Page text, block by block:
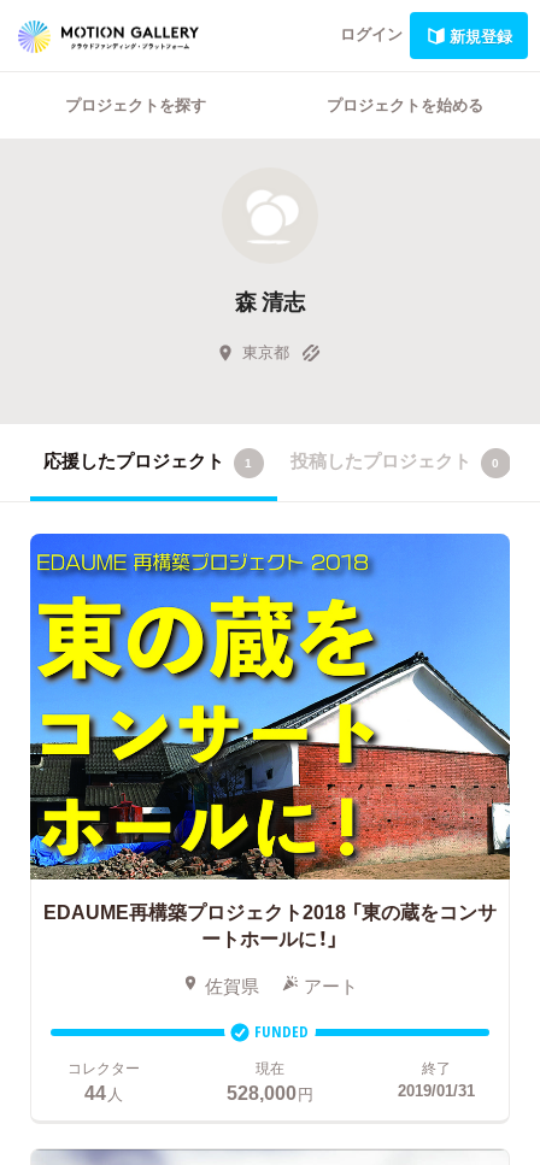
ログイン 新規登録
プロジェクトを探す プロジェクトを始める
森 清志
東京都
応援したプロジェクト 1 投稿したプロジェクト 0
EDAUME再構築プロジェクト2018 「東の蔵をコンサ
ートホールに！」
佐賀県 アート
FUNDED
コレクター
44 人
現在
528,000円
終了
2019/01/31